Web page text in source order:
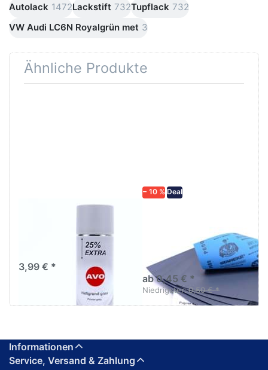
Autolack 1472Lackstift 732Tupflack 732
VW Audi LC6N Royalgrün met 3
Ähnliche Produkte
3,99 € *
− 10 % Deal
diversen Körnungen
Nass-Schleifpapier zur nass
und trocken anwendung
ab 0,45 € *
Niedrigster:0,50 € *
Informationen
Service, Versand & Zahlung